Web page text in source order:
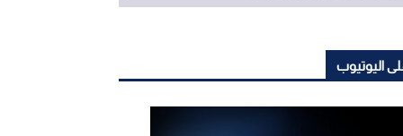
اليوتيوب